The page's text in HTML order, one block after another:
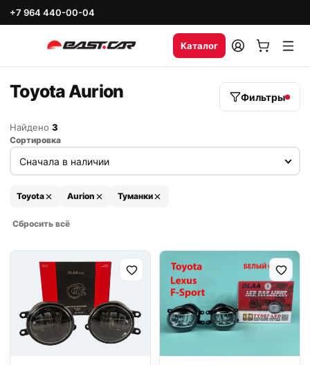
+7 964 440-00-04
Каталог
Toyota Aurion Фильтры
Найдено 3
Сортировка
Toyota Aurion Туманки
Сбросить всё